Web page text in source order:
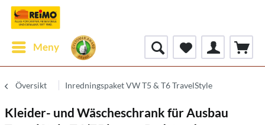
Meny
Översikt Inredningspaket VW T5 & T6 TravelStyle
Kleider- und Wäscheschrank für Ausbau